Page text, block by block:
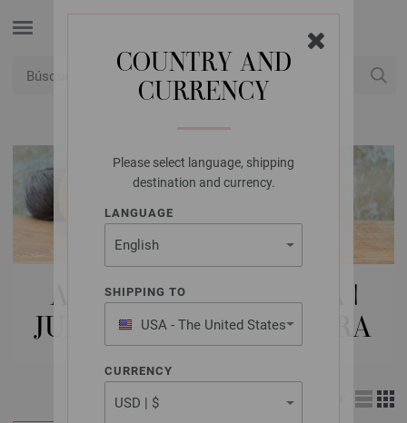
COUNTRY AND
CURRENCY
Please select language, shipping
destination and currency.
LANGUAGE
SHIPPING TO
USA - The United States
of America
CURRENCY
AGUJAS LANA GROSSA |
JUEGO DE AGUJAS | NERA